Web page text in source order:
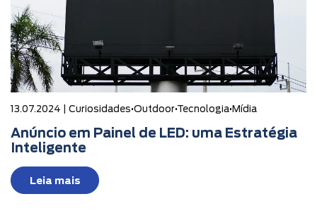
13.07.2024 | Curiosidades•Outdoor•Tecnologia• Mídia
Anúncio em Painel de LED: uma Estratégia
Inteligente
Leia mais